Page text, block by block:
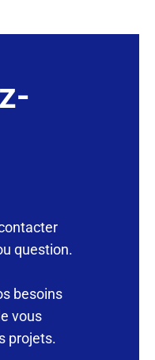
question.
besoins
vous
projets.